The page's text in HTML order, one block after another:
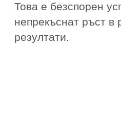
Това е безспорен
непрекъснат ръст в
резултати.